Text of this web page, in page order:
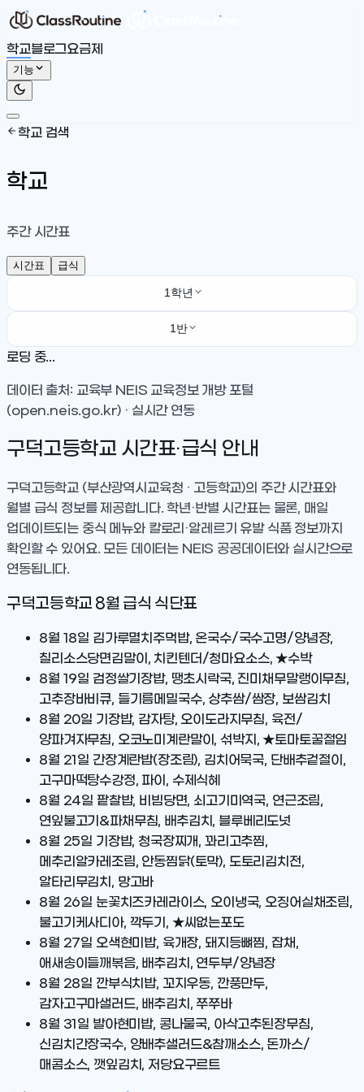
학교블로그요금제
기능
학교 검색
학교
주간 시간표
시간표 급식
1학년
1반
로딩 중...
데이터 출처: 교육부 NEIS 교육정보 개방 포털
(open.neis.go.kr) · 실시간 연동
구덕고등학교 시간표·급식 안내
구덕고등학교 (부산광역시교육청 · 고등학교)의 주간 시간표와
월별 급식 정보를 제공합니다. 학년·반별 시간표는 물론, 매일
업데이트되는 중식 메뉴와 칼로리·알레르기 유발 식품 정보까지
확인할 수 있어요. 모든 데이터는 NEIS 공공데이터와 실시간으로
연동됩니다.
구덕고등학교 8월 급식 식단표
8월 18일 김가루멸치주먹밥, 온국수/국수고명/양념장,
칠리소스당면김말이, 치킨텐더/청마요소스, ★수박
8월 19일 검정쌀기장밥, 땡초시락국, 진미채무말랭이무침,
고추장바비큐, 들기름메밀국수, 상추쌈/쌈장, 보쌈김치
8월 20일 기장밥, 감자탕, 오이도라지무침, 육전/
양파겨자무침, 오코노미계란말이, 섞박지, ★토마토꿀절임
8월 21일 간장계란밥(장조림), 김치어묵국, 단배추겉절이,
고구마떡탕수강정, 파이, 수제식혜
8월 24일 팥찰밥, 비빔당면, 쇠고기미역국, 연근조림,
연잎불고기&파채무침, 배추김치, 블루베리도넛
8월 25일 기장밥, 청국장찌개, 꽈리고추찜,
메추리알카레조림, 안동찜닭(토막), 도토리김치전,
알타리무김치, 망고바
8월 26일 눈꽃치즈카레라이스, 오이냉국, 오징어실채조림,
불고기케사디아, 깍두기, ★씨없는포도
8월 27일 오색현미밥, 육개장, 돼지등뼈찜, 잡채,
애새송이들깨볶음, 배추김치, 연두부/양념장
8월 28일 깐부식치밥, 꼬지우동, 깐풍만두,
감자고구마샐러드, 배추김치, 쭈쭈바
8월 31일 발아현미밥, 콩나물국, 아삭고추된장무침,
신김치간장국수, 양배추샐러드&참깨소스, 돈까스/
매콤소스, 깻잎김치, 저당요구르트